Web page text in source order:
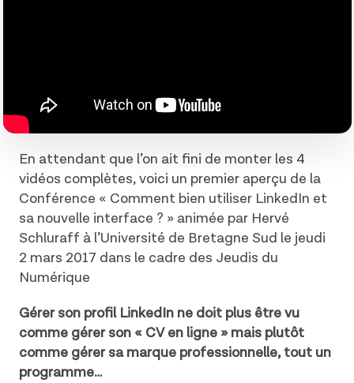
En attendant que l’on ait fini de monter les 4
vidéos complètes, voici un premier aperçu de la
Conférence « Comment bien utiliser LinkedIn et
sa nouvelle interface ? » animée par Hervé
Schluraff à l’Université de Bretagne Sud le jeudi
2 mars 2017 dans le cadre des Jeudis du
Numérique
Gérer son profil LinkedIn ne doit plus être vu
comme gérer son « CV en ligne » mais plutôt
comme gérer sa marque professionnelle, tout un
programme…